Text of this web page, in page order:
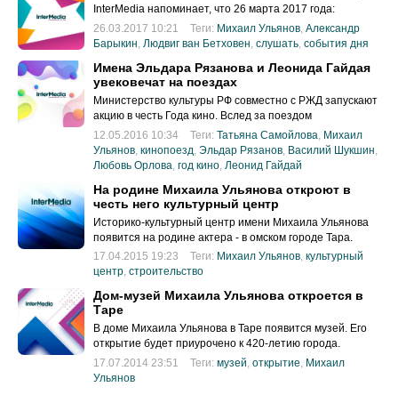
InterMedia напоминает, что 26 марта 2017 года:
26.03.2017 10:21
Теги: Михаил Ульянов, Александр
Барыкин, Людвиг ван Бетховен, слушать, события дня
Имена Эльдара Рязанова и Леонида Гайдая
увековечат на поездах
Министерство культуры РФ совместно с РЖД запускают
акцию в честь Года кино. Вслед за поездом
12.05.2016 10:34
Теги: Татьяна Самойлова Михаил
Ульянов кинопоезд Эльдар Рязанов Василий Шукшин
Любовь Орлова год кино Леонид Гайдай
На родине Михаила Ульянова откроют в
честь него культурный центр
Историко-культурный центр имени Михаила Ульянова
появится на родине актера - в омском городе Тара.
17.04.2015 19:23
Теги: Михаил Ульянов, культурный
центр, строительство
Дом-музей Михаила Ульянова откроется в
Таре
В доме Михаила Ульянова в Таре появится музей. Его
открытие будет приурочено к 420-летию города.
17.07.2014 23:51
Теги: музей, открытие, Михаил
Ульянов